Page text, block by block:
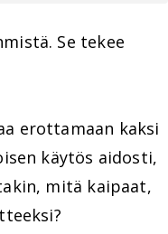
Se tekee
erottamaan kaksi
käytös aidosti,
mitä kaipaat,